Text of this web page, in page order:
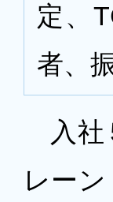
定、
者、
入社
レー